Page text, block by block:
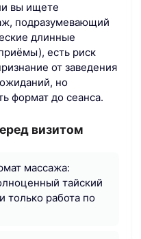
вы ищете
подразумевающий
длинные
есть риск
от заведения
но
формат до сеанса.
визитом
массажа:
тайский
только работа по